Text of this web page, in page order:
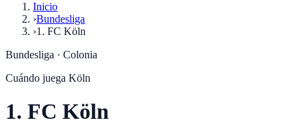
Inicio
›Bundesliga
›1. FC Köln
Bundesliga · Colonia
Cuándo juega Köln
1. FC Köln